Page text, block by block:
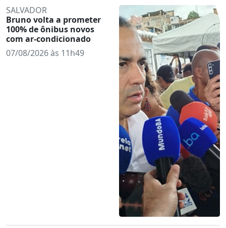
SALVADOR
Bruno volta a prometer
100% de ônibus novos
com ar-condicionado
07/08/2026 às 11h49